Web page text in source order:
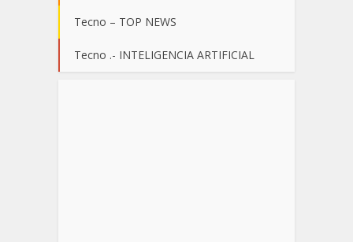
Tecno – TOP NEWS
Tecno .- INTELIGENCIA ARTIFICIAL